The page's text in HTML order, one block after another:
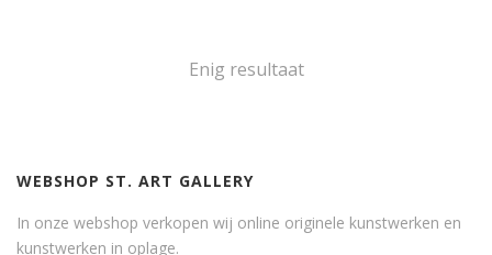
Enig resultaat
WEBSHOP ST. ART GALLERY
In onze webshop verkopen wij online originele kunstwerken en
kunstwerken in oplage.